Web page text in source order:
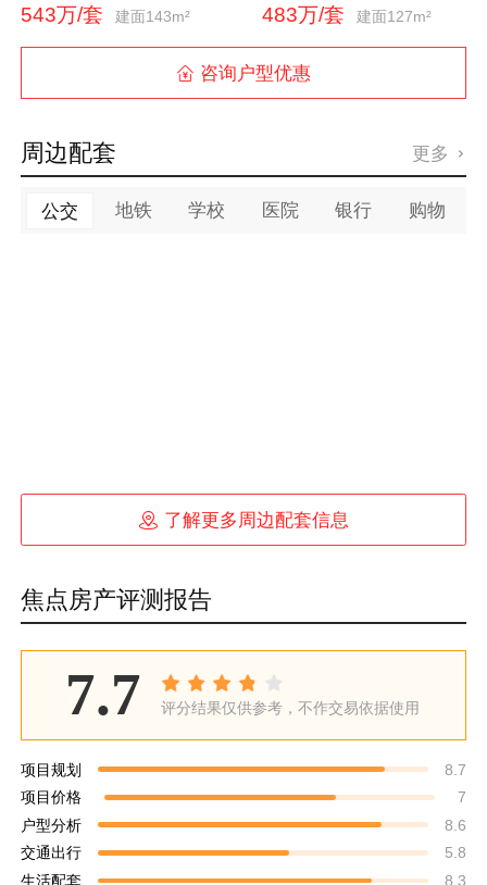
543万/套 建面143m² 483万/套 建面127m²
 咨询户型优惠
周边配套 更多 
公交 地铁 学校 医院 银行 购物
 了解更多周边配套信息
焦点房产评测报告
7.7 评分结果仅供参考，不作交易依据使用
项目规划
8.7
项目价格
7
户型分析
8.6
交通出行
5.8
生活配套
8.3